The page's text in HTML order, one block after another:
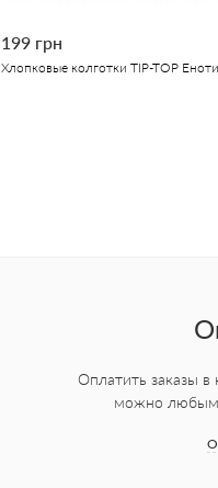
199 грн
Хлопковые колготки TIP-TOP
Оплатить заказы
можно любым